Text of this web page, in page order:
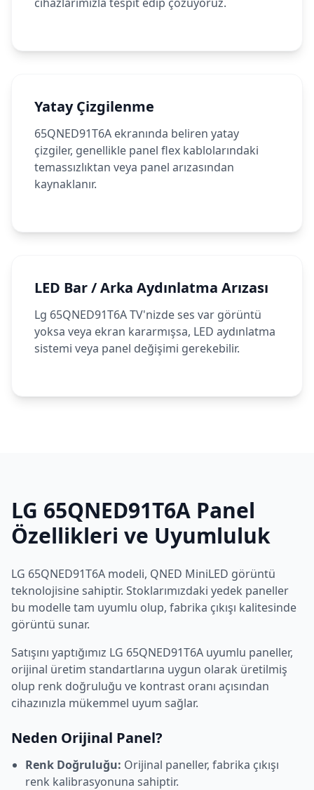
Yatay Çizgilenme
65QNED91T6A ekranında beliren yatay
çizgiler, genellikle panel flex kablolarındaki
temassızlıktan veya panel arızasından
kaynaklanır.
LED Bar / Arka Aydınlatma Arızası
Lg 65QNED91T6A TV'nizde ses var görüntü
yoksa veya ekran kararmışsa, LED aydınlatma
sistemi veya panel değişimi gerekebilir.
LG 65QNED91T6A Panel
Özellikleri ve Uyumluluk
LG 65QNED91T6A modeli, QNED MiniLED görüntü
teknolojisine sahiptir. Stoklarımızdaki yedek paneller
bu modelle tam uyumlu olup, fabrika çıkışı kalitesinde
görüntü sunar.
Satışını yaptığımız LG 65QNED91T6A uyumlu paneller,
orijinal üretim standartlarına uygun olarak üretilmiş
olup renk doğruluğu ve kontrast oranı açısından
cihazınızla mükemmel uyum sağlar.
Neden Orijinal Panel?
Renk Doğruluğu: Orijinal paneller, fabrika çıkışı
renk kalibrasyonuna sahiptir.